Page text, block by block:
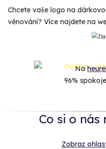
Chcete vaše logo na
věnování? Více najdete na
Na
96%
Co si o nás
Zobraz